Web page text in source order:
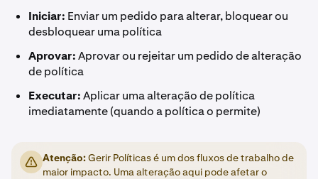
Iniciar: Enviar um pedido para alterar, bloquear ou
desbloquear uma política
Aprovar:Aprovar ou rejeitar um pedido de alteração
de política
Executar:Aplicar uma alteração de política
imediatamente (quando a política o permite)
Atenção:Gerir Políticas é um dos fluxos de trabalho de
maior impacto. Uma alteração aqui pode afetar o